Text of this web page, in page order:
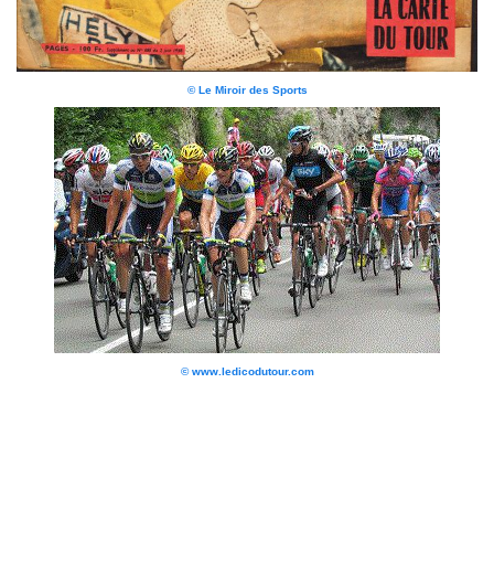
© Le Miroir des Sports
© www.ledicodutour.com